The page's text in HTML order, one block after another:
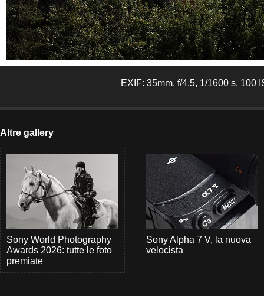
EXIF: 35mm, f/4.5, 1/1600 s, 100
Altre gallery
Sony World Photography
Awards 2026: tutte le foto
premiate
Sony Alpha 7 V, la nuova
velocista